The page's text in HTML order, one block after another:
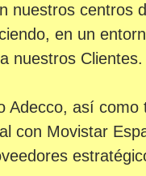
nuestros centros
en un
nuestros Clientes.
Adecco, así como
con Movistar